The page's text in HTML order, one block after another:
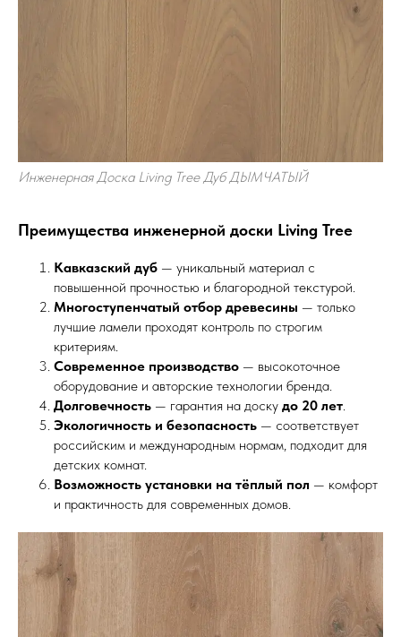
Инженерная Доска Living Tree Дуб ДЫМЧАТЫЙ
Преимущества инженерной доски Living Tree
Кавказский дуб — уникальный материал с
повышенной прочностью и благородной текстурой.
Многоступенчатый отбор древесины — только
лучшие ламели проходят контроль по строгим
критериям.
Современное производство — высокоточное
оборудование и авторские технологии бренда.
Долговечность — гарантия на доску до 20 лет.
Экологичность и безопасность — соответствует
российским и международным нормам, подходит для
детских комнат.
Возможность установки на тёплый пол — комфорт
и практичность для современных домов.